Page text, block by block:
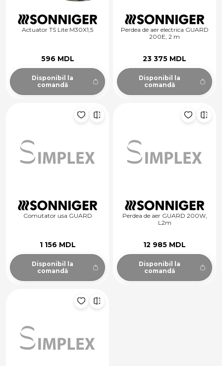
Actuator TS Lite M30X1,5
596 MDL
Disponibil la
comandă
Perdea de aer electrica GUARD
200E, 2 m
23 375 MDL
Disponibil la
comandă
Comutator usa GUARD
1 156 MDL
Disponibil la
comandă
Perdea de aer GUARD 200W,
L2m
12 985 MDL
Disponibil la
comandă